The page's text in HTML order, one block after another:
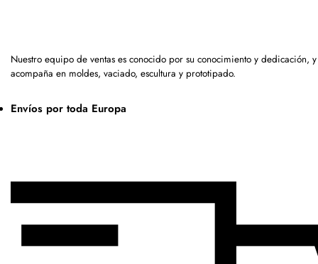
Nuestro equipo de ventas es conocido por su conocimiento y dedicación,
acompaña en moldes, vaciado, escultura y prototipado.
Envíos por toda Europa